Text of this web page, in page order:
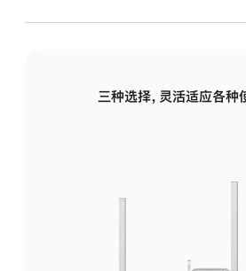
三种选择，灵活适应各种